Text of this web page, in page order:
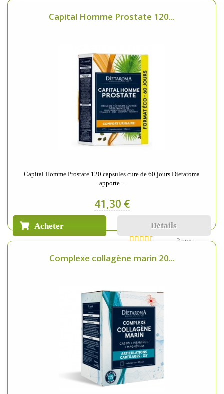
Capital Homme Prostate 120...
Capital Homme Prostate 120 capsules cure de 60 jours Dietaroma
apporte...
41,30 €
Acheter Détails
2 avis
Complexe collagène marin 20...